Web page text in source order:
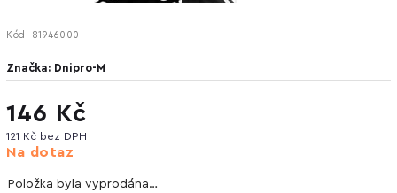
Kód: 81946000
Značka: Dnipro-M
146 Kč
121 Kč bez DPH
Na dotaz
Položka byla vyprodána…